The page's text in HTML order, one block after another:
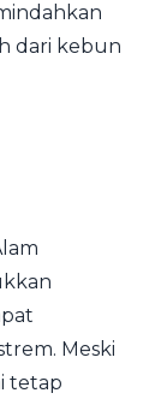
dari kebun
Meski
tetap